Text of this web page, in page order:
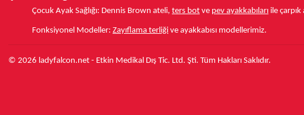
Çocuk Ayak Sağlığı: Dennis Brown ateli, ters bot ve pev ayakkabıları ile
Fonksiyonel Modeller: Zayıflama terliği ve ayakkabısı modellerimiz.
© 2026 ladyfalcon.net - Etkin Medikal Dış Tic. Ltd. Şti. Tüm Hakları Saklıdır.